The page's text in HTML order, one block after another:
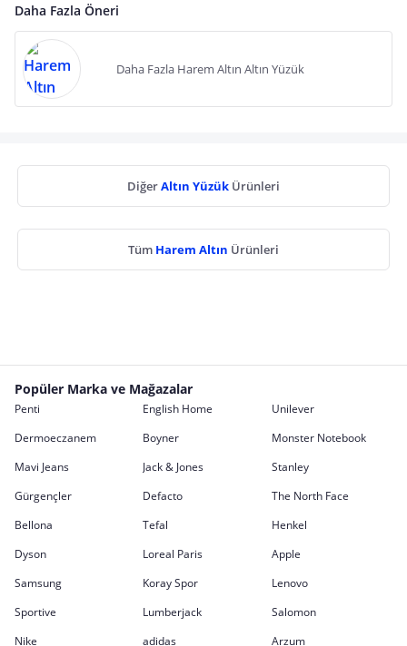
Daha Fazla Öneri
Daha Fazla Harem Altın Altın Yüzük
DiğerAltın Yüzük Ürünleri
Tüm Harem Altın Ürünleri
Popüler Marka ve Mağazalar
Penti English Home
Unilever
Dermoeczanem
Boyner
Monster Notebook
Mavi Jeans
Jack & Jones
Stanley
Gürgençler
Defacto
The North Face
Bellona
Tefal
Henkel
Dyson
Loreal Paris
Apple
Samsung
Koray Spor
Lenovo
Sportive
Lumberjack
Salomon
Nike
adidas Arzum